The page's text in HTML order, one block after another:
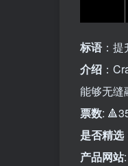
标语 ：
介绍 ：
能够无缝
票数:
是否精选
产品网站: